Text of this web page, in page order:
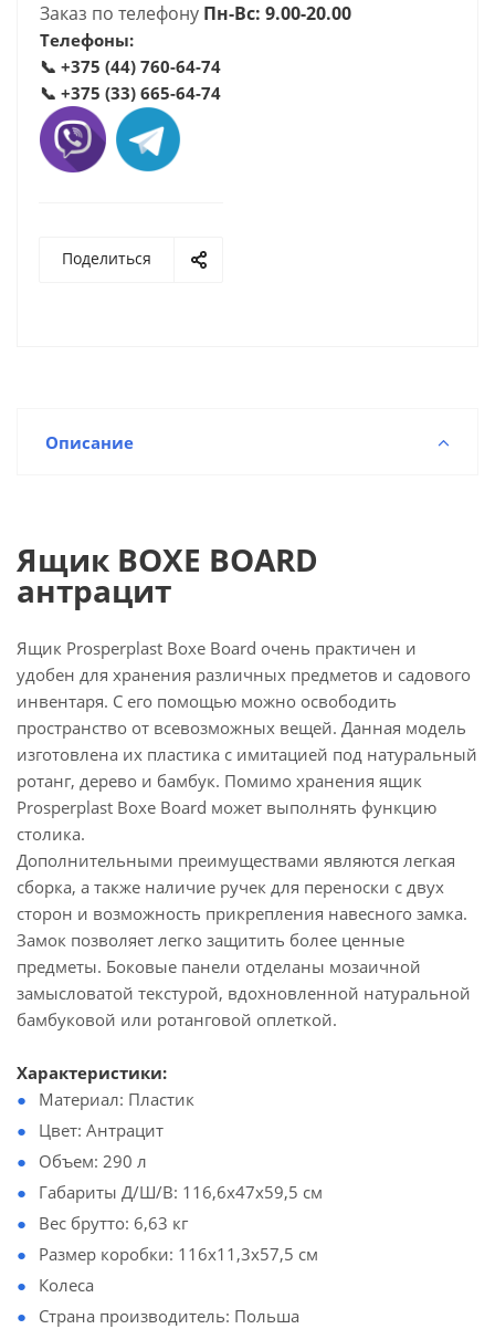
Заказ по телефону Пн-Вс: 9.00-20.00
Телефоны:
📞 +375 (44) 760-64-74
📞 +375 (33) 665-64-74
Поделиться
Описание
Ящик BOXE BOARD
антрацит
Ящик Prosperplast Boxe Board очень практичен и
удобен для хранения различных предметов и садового
инвентаря. С его помощью можно освободить
пространство от всевозможных вещей. Данная модель
изготовлена их пластика с имитацией под натуральный
ротанг, дерево и бамбук. Помимо хранения ящик
Prosperplast Boxe Board может выполнять функцию
столика.
Дополнительными преимуществами являются легкая
сборка, а также наличие ручек для переноски с двух
сторон и возможность прикрепления навесного замка.
Замок позволяет легко защитить более ценные
предметы. Боковые панели отделаны мозаичной
замысловатой текстурой, вдохновленной натуральной
бамбуковой или ротанговой оплеткой.
Характеристики:
Материал: Пластик
Цвет: Антрацит
Объем: 290 л
Габариты Д/Ш/В: 116,6x47x59,5 см
Вес брутто: 6,63 кг
Размер коробки: 116х11,3х57,5 см
Колеса
Страна производитель: Польша